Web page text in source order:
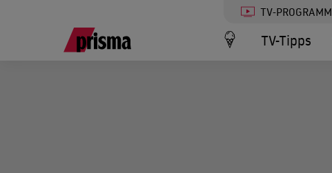
TV-PROGRAMM
TV-Tipps